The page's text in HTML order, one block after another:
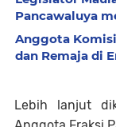
Pancawaluya
Anggota
dan Remaja di
Lebih lanjut